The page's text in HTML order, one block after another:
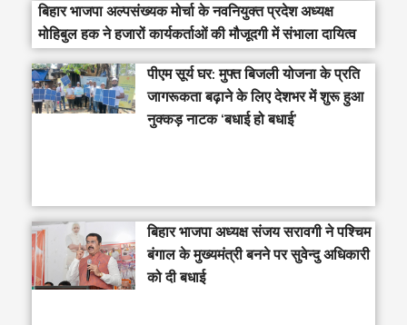
बिहार भाजपा अल्पसंख्यक मोर्चा के नवनियुक्त प्रदेश अध्यक्ष
मोहिबुल हक ने हजारों कार्यकर्ताओं की मौजूदगी में संभाला दायित्व
पीएम सूर्य घर: मुफ्त बिजली योजना के प्रति
जागरूकता बढ़ाने के लिए देशभर में शुरू हुआ
नुक्कड़ नाटक ‘बधाई हो बधाई’
‎बिहार भाजपा अध्यक्ष संजय सरावगी ने पश्चिम
बंगाल के मुख्यमंत्री बनने पर सुवेन्दु अधिकारी
को दी बधाई